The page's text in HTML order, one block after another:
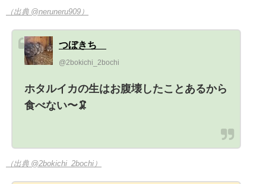
（出典 @neruneru909）
つぼきち®️
@2bokichi_2bochi
ホタルイカの生はお腹壊したことあるから
食べない〜🦑
（出典 @2bokichi_2bochi）